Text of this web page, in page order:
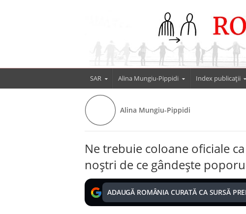
SAR Alina Mungiu-Pippidi Index publicații
Alina Mungiu-Pippidi
Ne trebuie coloane oficiale
noștri de ce gândește
ADAUGĂ ROMÂNIA CURATĂ CA SURSĂ